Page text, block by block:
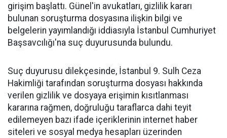
girişim başlattı. Günel'in avukatları, gizlilik kararı
bulunan soruşturma dosyasına ilişkin bilgi ve
belgelerin yayımlandığı iddiasıyla İstanbul Cumhuriyet
Başsavcılığı'na suç duyurusunda bulundu.
Suç duyurusu dilekçesinde, İstanbul 9. Sulh Ceza
Hakimliği tarafından soruşturma dosyası hakkında
verilen gizlilik ve dosyaya erişimin kısıtlanması
kararına rağmen, doğruluğu taraflarca dahi teyit
edilemeyen bazı ifade içeriklerinin internet haber
siteleri ve sosyal medya hesapları üzerinden